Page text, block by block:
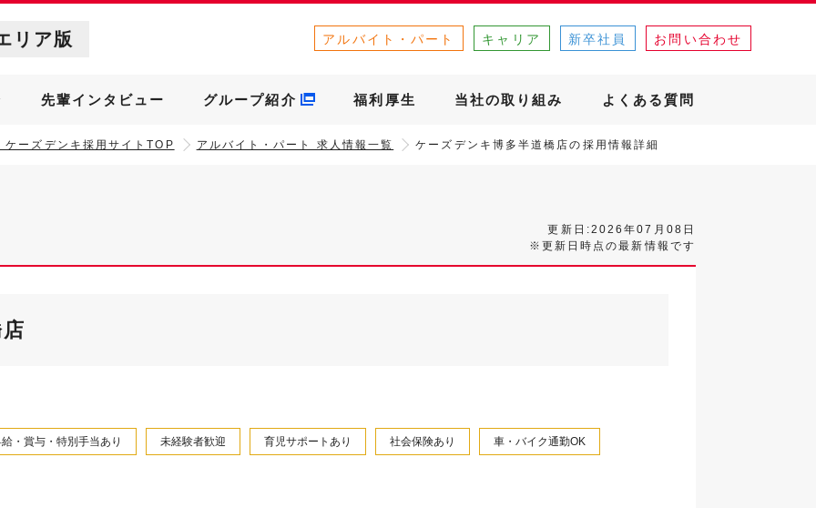
リア版 アルバイト・パート キャリア 新卒社員 お問い合わせ
先輩インタビュー グループ紹介 福利厚生 当社の取り組み よくある質問
ケーズデンキ採用サイトTOP アルバイト・パート 求人情報一覧 ケーズデンキ博多半道橋店の採用情報詳細
更新日:2026年07月08日
※更新日時点の最新情報です
・賞与・特別手当あり 未経験者歓迎 育児サポートあり 社会保険あり 車・バイク通勤OK